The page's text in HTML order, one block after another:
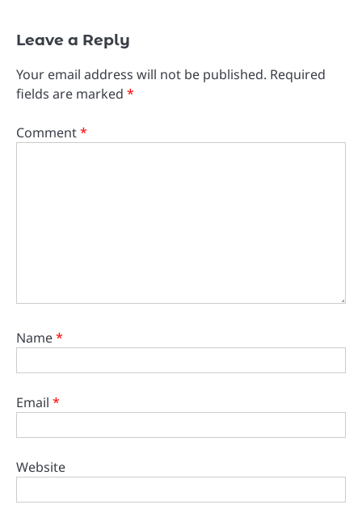
Leave a Reply
Your email address will not be published. Required
fields are marked *
Comment*
Name*
Email *
Website